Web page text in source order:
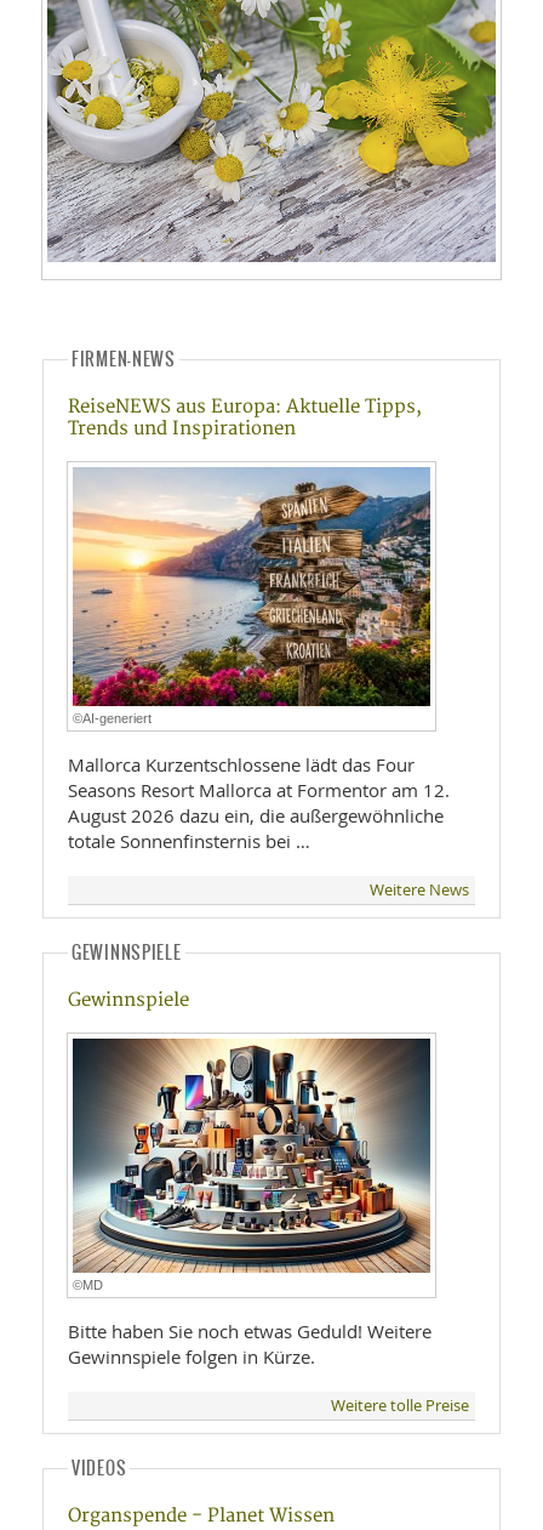
FIRMEN-NEWS
ReiseNEWS aus Europa: Aktuelle Tipps,
Trends und Inspirationen
©AI-generiert
Mallorca Kurzentschlossene lädt das Four
Seasons Resort Mallorca at Formentor am 12.
August 2026 dazu ein, die außergewöhnliche
totale Sonnenfinsternis bei …
Weitere News
GEWINNSPIELE
Gewinnspiele
©MD
Bitte haben Sie noch etwas Geduld! Weitere
Gewinnspiele folgen in Kürze.
Weitere tolle Preise
VIDEOS
Organspende - Planet Wissen